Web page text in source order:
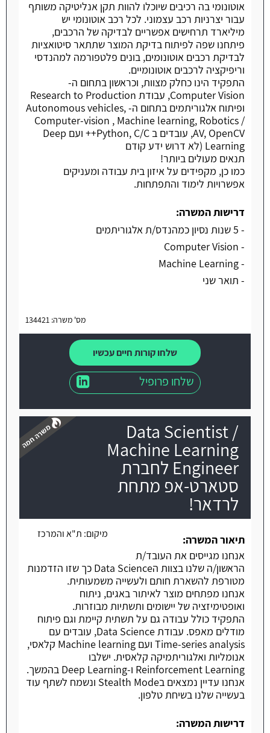
אוטונומי בה רכיבים שיוכלו להוות תקן אנליטיקה משותף
עבור יצרניות רכב עצמוני. לכל רכב אוטונומי יש
מיליארד תרחישים אפשריים לבדיקה של הרכבים,
פיתחנו שפה לפיתוח בדיקת המוצר שתתאר סיטואציות
לבדיקת רכבים אוטונומים, בונים פלטפורמה למהנדסי
וריפיקציה לרכבים אוטונומיים.
התפקיד הינו כחלק מצוות, וכראשון בתחום ה-
Computer Vision, עבודת Research to Production
ופיתוח אלגוריתמים בתחום ה- Autonomous vehicles,
Computer-vision , Machine learning, Robotics /
AV, OpenCV, עובדים ב Python, C/C++ ועם Deep
Learning (לא דרוש ידע קודם
תנאים מעולים ביותר!
כמו כן, מקפידים על איזון בית עבודה ומעניקים
אפשרויות לימוד והתפתחות.
דרישות המשרה:
- 5 שנות נסיון כמהנדס/ת אלגוריתמים
- Computer Vision
- Machine Learning
- תואר שני
מס' משרה: 134421
שלחו קורות חיים עכשיו
שלחו פרופיל
Data Scientist /
Machine Learning
Engineer לחברת
סטארט-אפ מתחת
לרדאר!
מיקום: ת"א והמרכז
תיאור המשרה:
אנחנו מגייסים את העובד/ת
הראשון/ה שלנו בצוות הData Science כך שזו הזדמנות
מטורפת להשארת חותם ולעשייה משמעותית.
אנחנו מפתחים מוצר לאיתור באגים, ניתוח
ואופטימיזציה של יישומים ותשתיות מבוזרות.
התפקיד כולל עבודה גם על תשתית קיימת וגם פיתוח
מודלים מאפס. עבודת Data Science, עובדים עם
Time-series analysis ועם Machine learning קלאסי,
אנומליות ואלגוריתמיקה קלאסית. ישלבו
Reinforcement Learning ו-Deep Learning בהמשך.
אנחנו עדיין נמצאים בStealth Mode ונשמח לשתף עוד
בעשייה שלנו בשיחת טלפון.
דרישות המשרה: